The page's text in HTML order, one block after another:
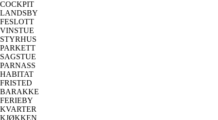
COCKPIT
LANDSBY
FESLOTT
VINSTUE
STYRHUS
PARKETT
SAGSTUE
PARNASS
HABITAT
FRISTED
BARAKKE
FERIEBY
KVARTER
KJØKKEN